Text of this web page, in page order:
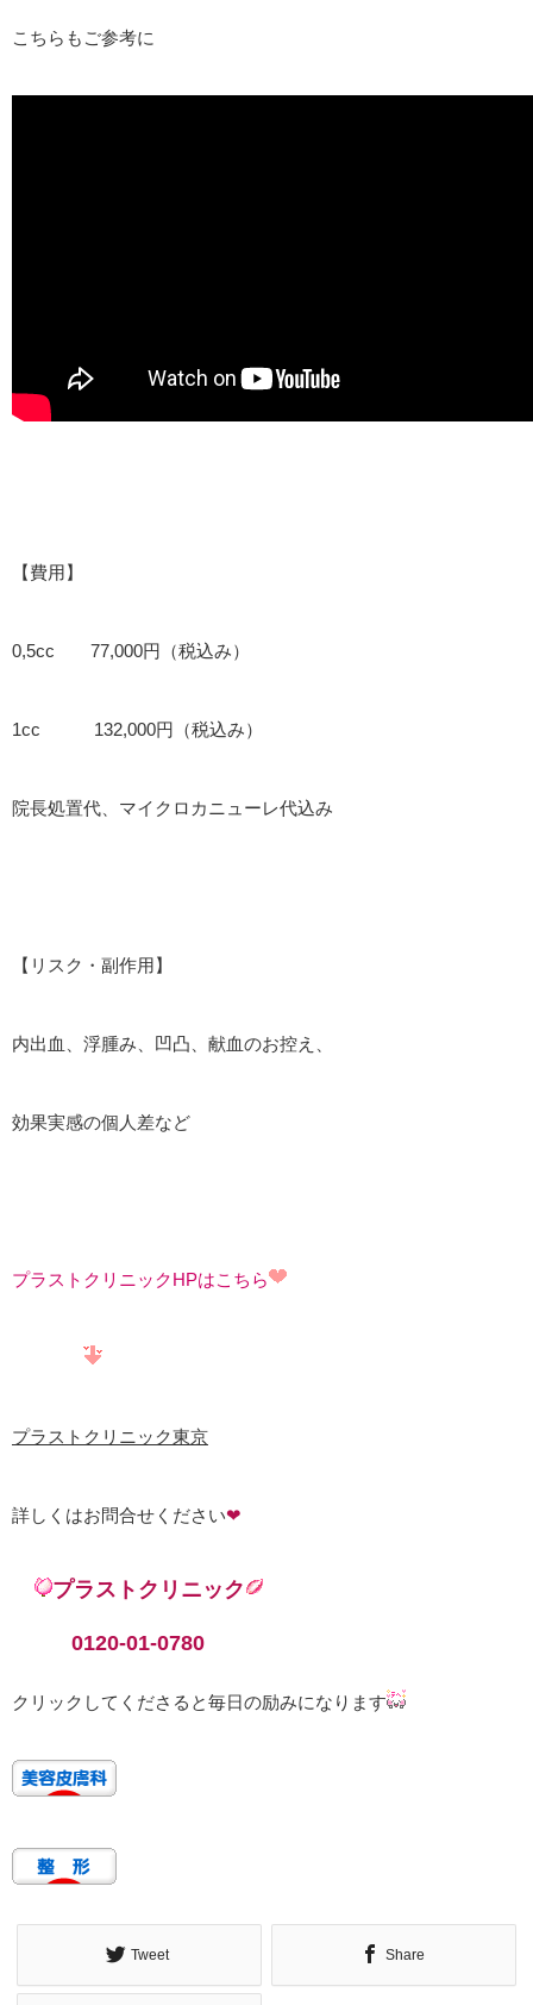
こちらもご参考に
【費用】
0,5cc 77,000円（税込み）
1cc 132,000円（税込み）
院長処置代、マイクロカニューレ代込み
【リスク・副作用】
内出血、浮腫み、凹凸、献血のお控え、
効果実感の個人差など
プラストクリニックHPはこちら
プラストクリニック東京
詳しくはお問合せください❤
プラストクリニック
0120-01-0780
クリックしてくださると毎日の励みになります
Tweet Share